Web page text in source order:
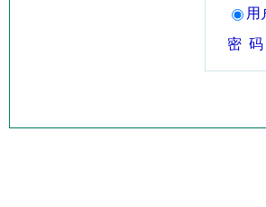
用
密 码